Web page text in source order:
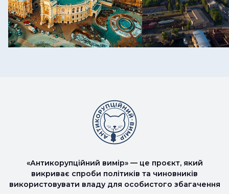
«Антикорупційний вимір» — це проєкт, який
викриває спроби політиків та чиновників
використовувати владу для особистого збагачення